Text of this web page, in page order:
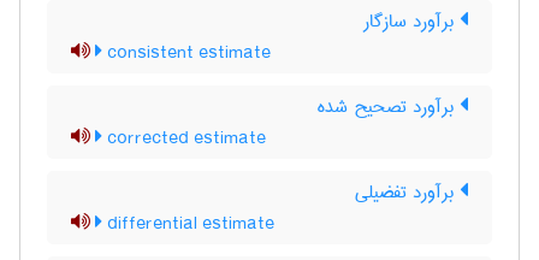
برآورد سازگار
consistent estimate
برآورد تصحیح شده
corrected estimate
برآورد تفضیلی
differential estimate